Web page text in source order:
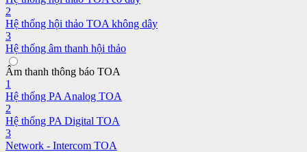
2
Hệ thống hội thảo TOA không dây
3
Hệ thống âm thanh hội thảo
Âm thanh thông báo TOA
1
Hệ thống PA Analog TOA
2
Hệ thống PA Digital TOA
3
Network - Intercom TOA